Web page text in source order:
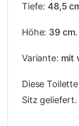
Tiefe: 48,5
Höhe: 39 cm.
Variante: mit
Diese
Sitz geliefert.